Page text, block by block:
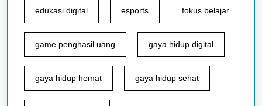
edukasi digital esports fokus belajar
game penghasil uang gaya hidup digital
gaya hidup hemat gaya hidup sehat